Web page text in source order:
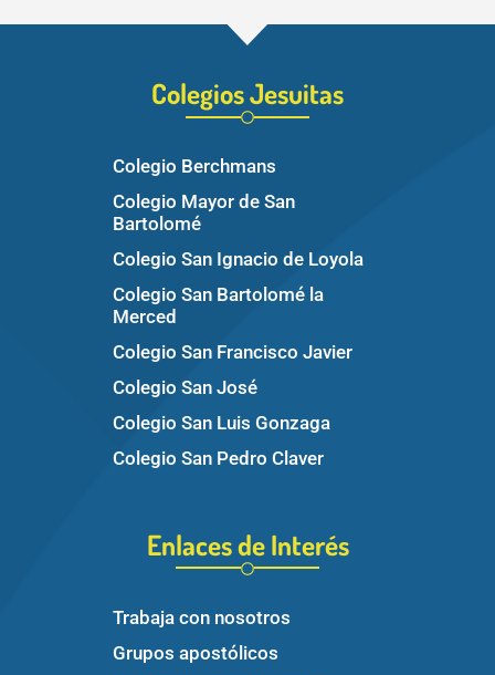
Colegios Jesuitas
Colegio Berchmans
Colegio Mayor de San
Bartolomé
Colegio San Ignacio de Loyola
Colegio San Bartolomé la
Merced
Colegio San Francisco Javier
Colegio San José
Colegio San Luis Gonzaga
Colegio San Pedro Claver
Enlaces de Interés
Trabaja con nosotros
Grupos apostólicos